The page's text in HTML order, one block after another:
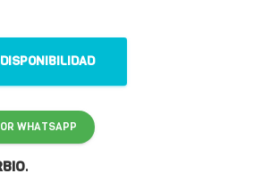
WHATSAPP
.